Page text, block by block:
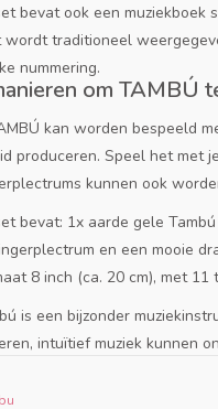
bevat ook een muziekboek
wordt traditioneel
nummering.
om TAMBÚ
kan worden bespeeld
produceren. Speel het met
kunnen ook
bevat: 1x aarde gele
en een mooie
8 inch (ca. 20 cm), met 11
is een bijzonder
intuïtief muziek kunnen